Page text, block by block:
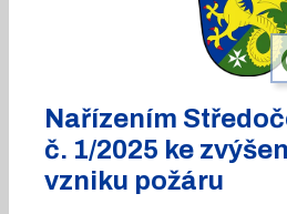
Nařízením
č. 1/2025 ke
vzniku požáru